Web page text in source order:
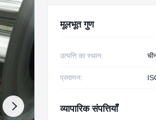
मूलभूत गुण
उत्पत्ति का स्थान:
प्रमाणन:
व्यापारिक संपत्तियाँ